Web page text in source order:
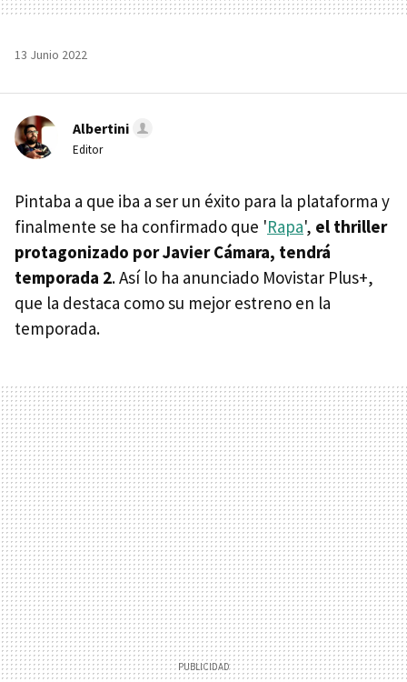
13 Junio 2022
Albertini
Editor
Pintaba a que iba a ser un éxito para la plataforma y
finalmente se ha confirmado que 'Rapa', el thriller
protagonizado por Javier Cámara, tendrá
temporada 2. Así lo ha anunciado Movistar Plus+,
que la destaca como su mejor estreno en la
temporada.